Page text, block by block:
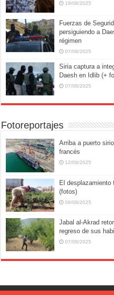
19/08/2025
Fuerzas de
persiguiendo a
régimen
07/08/2025
Siria captura a
Daesh en Idlib (+
07/08/2025
Fotoreportajes
Arriba a puerto
francés
12/08/2025
El desplazamiento
(fotos)
09/08/2025
Jabal al-Akrad
regreso de sus
07/08/2025